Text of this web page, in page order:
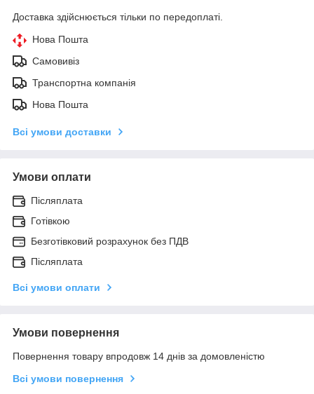
Доставка здійснюється тільки по передоплаті.
Нова Пошта
Самовивіз
Транспортна компанія
Нова Пошта
Всі умови доставки
Умови оплати
Післяплата
Готівкою
Безготівковий розрахунок без ПДВ
Післяплата
Всі умови оплати
Умови повернення
Повернення товару впродовж 14 днів за домовленістю
Всі умови повернення